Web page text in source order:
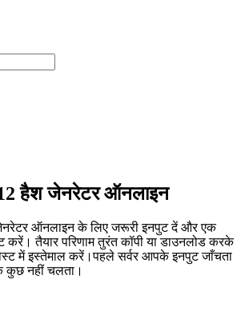
हैश जेनरेटर ऑनलाइन
ऑनलाइन के लिए जरूरी इनपुट दें और एक
तैयार परिणाम तुरंत कॉपी या डाउनलोड करके
में इस्तेमाल करें।पहले सर्वर आपके इनपुट जाँचता
कुछ नहीं चलता।